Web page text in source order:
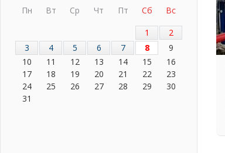
муниципалитета»
05 августа 2026
Вдохновлять, просвещать и
объединять!
05 августа 2026
Пн Вт Ср Чт Пт Сб
Вс
1
2
3
4 5 6 7 8
9
10
11 12 13 14 15
16
17
18 19 20 21 22
23
24
25 26 27 28 29
30
31